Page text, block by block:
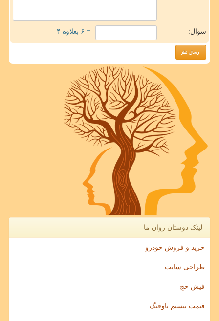
سوال: = ۶ بعلاوه ۴
لینک دوستان روان ما
خرید و فروش خودرو
طراحی سایت
فیش حج
قیمت بیسیم باوفنگ